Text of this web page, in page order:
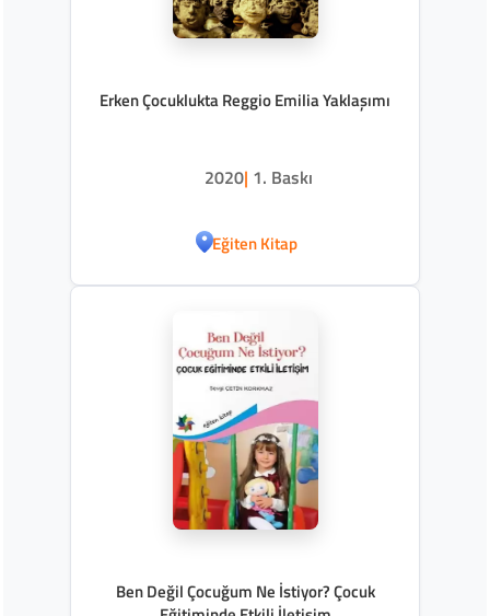
Erken Çocuklukta Reggio Emilia Yaklaşımı
2020| 1. Baskı
Eğiten Kitap
Ben Değil Çocuğum Ne İstiyor? Çocuk